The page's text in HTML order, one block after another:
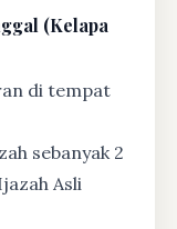
(Kelapa
di tempat
sebanyak 2
Asli